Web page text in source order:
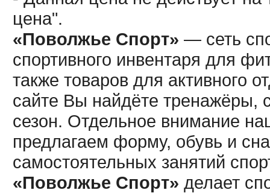
цена".
«Поволжье Спорт» — сеть
спортивного инвентаря для
также товаров для активного
сайте Вы найдёте тренажёры,
сезон. Отдельное внимание
предлагаем форму, обувь и
самостоятельных занятий
«Поволжье Спорт» делает